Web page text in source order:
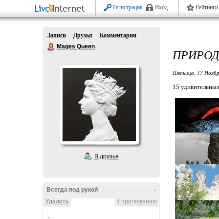
Регистрация Вход Рейтинги
Записи Друзья
Комментарии
Mages Queen
В друзья
-
Всегда под рукой
К приложению
Удалить
.
Пятница, 17
15